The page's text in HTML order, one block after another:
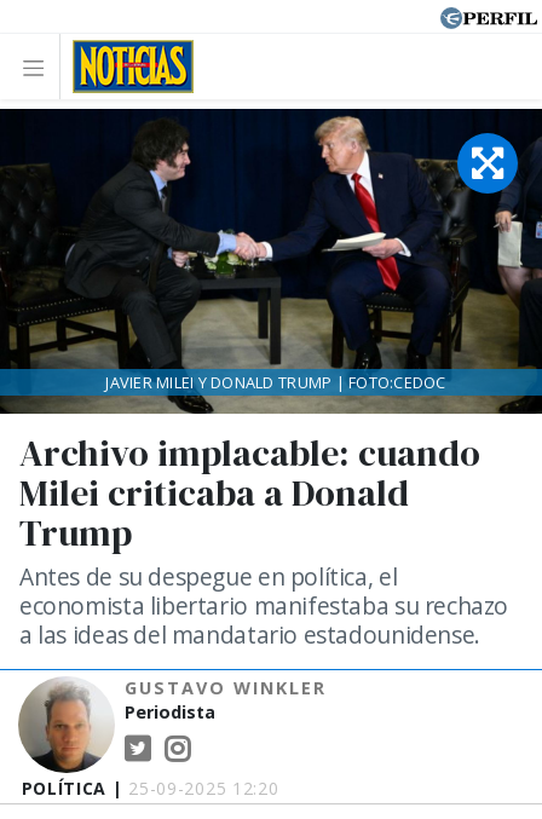
POLÍTICA | 25-09-2025 12:20
Archivo implacable: cuando
Milei criticaba a Donald
Trump
Antes de su despegue en política, el
economista libertario manifestaba su rechazo
a las ideas del mandatario estadounidense.
GUSTAVO WINKLER
Periodista
JAVIER MILEI Y DONALD TRUMP | FOTO:CEDOC